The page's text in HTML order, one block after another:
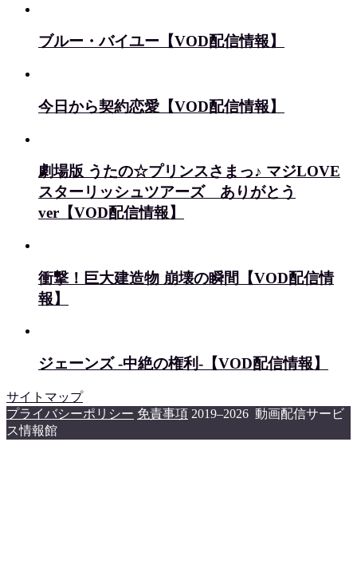
ブルー・バイユー【VOD配信情報】
今日から契約恋愛【VOD配信情報】
劇場版 うたの☆プリンスさまっ♪ マジLOVE
スターリッシュツアーズ ありがとう
ver【VOD配信情報】
衝撃！巨大建造物 崩壊の瞬間【VOD配信情
報】
ジェーンズ -中絶の権利-【VOD配信情報】
サイトマップ
プライバシーポリシー 免責事項 2019–2026 動画配信サービ
ス情報館